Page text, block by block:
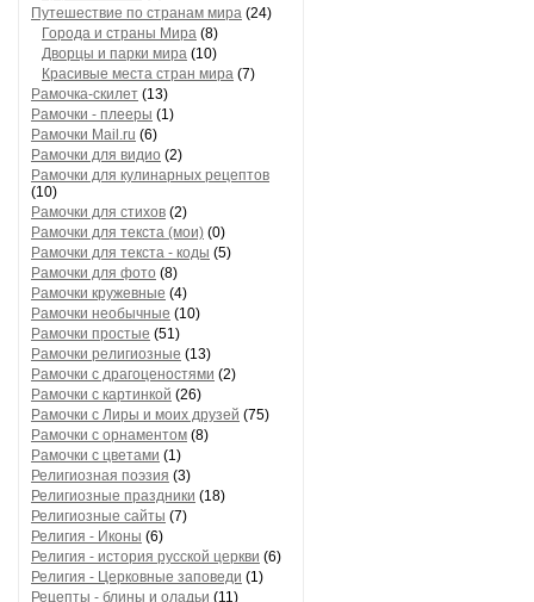
Путешествие по странам мира (24)
Города и страны Мира (8)
Дворцы и парки мира (10)
Красивые места стран мира (7)
Рамочка-скилет (13)
Рамочки - плееры (1)
Рамочки Mail.ru (6)
Рамочки для видио (2)
Рамочки для кулинарных рецептов
(10)
Рамочки для стихов (2)
Рамочки для текста (мои) (0)
Рамочки для текста - коды (5)
Рамочки для фото (8)
Рамочки кружевные (4)
Рамочки необычные (10)
Рамочки простые (51)
Рамочки религиозные (13)
Рамочки с драгоценостями (2)
Рамочки с картинкой (26)
Рамочки с Лиры и моих друзей (75)
Рамочки с орнаментом (8)
Рамочки с цветами (1)
Религиозная поэзия (3)
Религиозные праздники (18)
Религиозные сайты (7)
Религия - Иконы (6)
Религия - история русской церкви (6)
Религия - Церковные заповеди (1)
Рецепты - блины и оладьи (11)